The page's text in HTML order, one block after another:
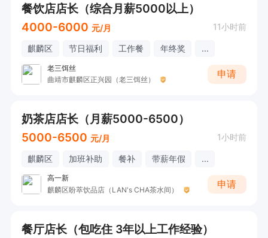
餐饮店店长（综合月薪5000以上）
4000-6000 元/月 11小时前
麒麟区 节日福利 工作餐 年终奖 ...
老三饵丝
曲靖市麒麟区正兴园（老三饵丝）
申请
奶茶店店长（月薪5000-6500）
5000-6500 元/月 1小时前
麒麟区 加班补助 餐补 带薪年假 ...
高一新
麒麟区盼萃饮品店（LAN's CHA茶水间）
申请
餐厅店长（包吃住 3年以上工作经验）